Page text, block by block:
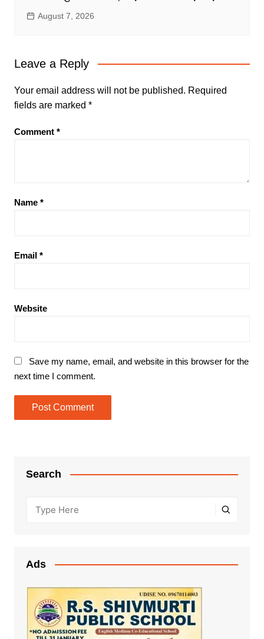
August 7, 2026
Leave a Reply
Your email address will not be published. Required
fields are marked *
Comment *
Name *
Email *
Website
Save my name, email, and website in this browser for the
next time I comment.
Search
Ads